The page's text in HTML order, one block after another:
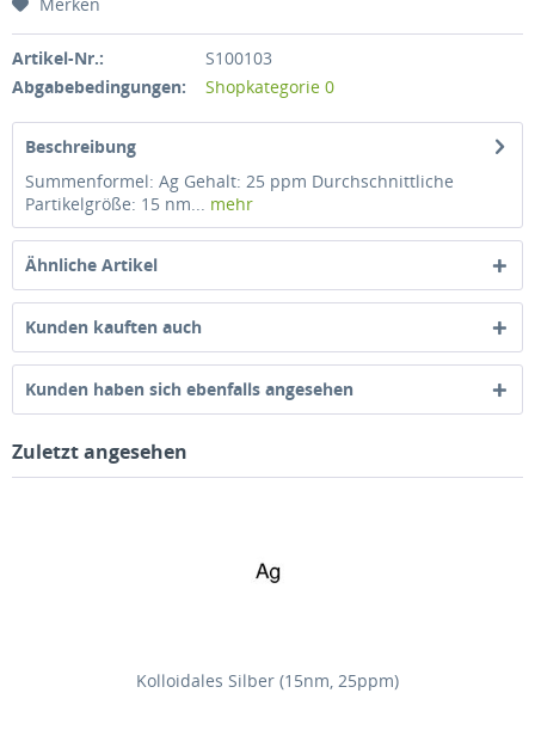
Artikel-Nr.:
S100103
Abgabebedingungen:
Shopkategorie 0
Beschreibung
Summenformel: Ag Gehalt: 25 ppm Durchschnittliche
Partikelgröße: 15 nm... mehr
Ähnliche Artikel
Kunden kauften auch
Kunden haben sich ebenfalls angesehen
Zuletzt angesehen
Kolloidales Silber (15nm, 25ppm)